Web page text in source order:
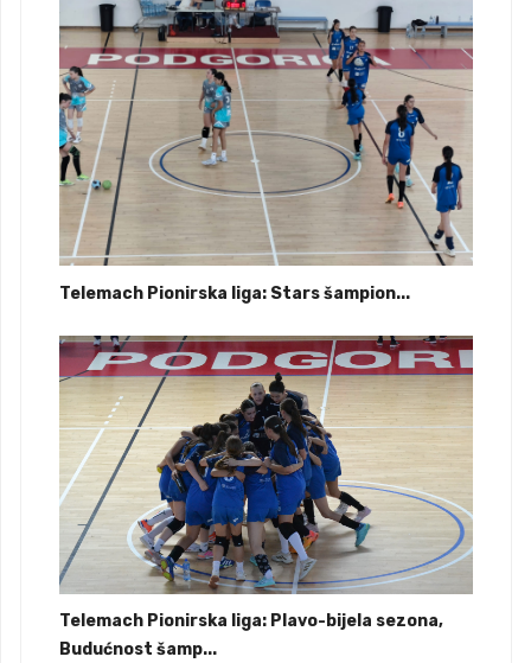
Telemach Pionirska liga: Stars šampion...
Telemach Pionirska liga: Plavo-bijela sezona,
Budućnost šamp...